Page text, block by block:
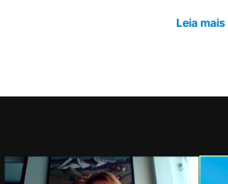
Leia mais